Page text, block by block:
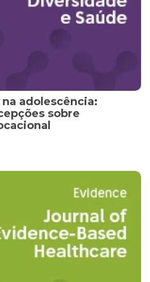
adolescência:
sobre